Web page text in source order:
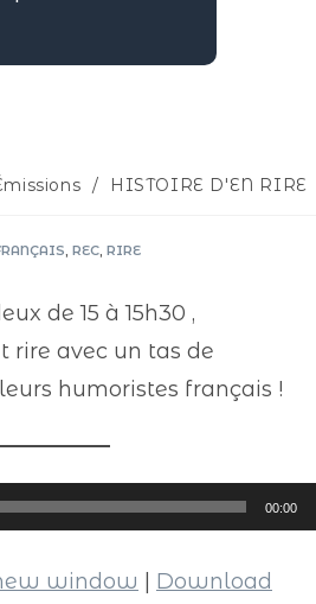
/ HISTOIRE D'EN RIRE
, REC, RIRE
de 15 à 15h30 ,
rire avec un tas de
humoristes français !
00:00
window Download